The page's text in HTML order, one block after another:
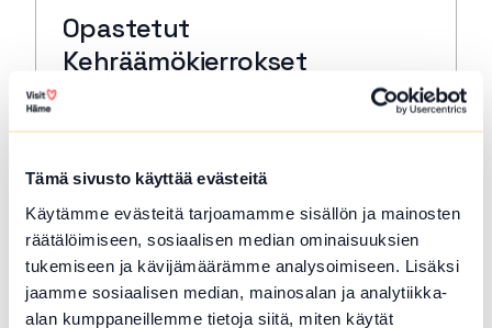
Tämä sivusto käyttää evästeitä
Käytämme evästeitä tarjoamamme sisällön ja mainosten
räätälöimiseen, sosiaalisen median ominaisuuksien
tukemiseen ja kävijämäärämme analysoimiseen. Lisäksi
jaamme sosiaalisen median, mainosalan ja analytiikka-
alan kumppaneillemme tietoja siitä, miten käytät
Opastetut
Kehräämökierrokset
Tutustu Forssan Kehräämöalueeseen, sen
tarinoihin museon oppaan johdolla.
Lue lisää tapahtumasta Opastetut